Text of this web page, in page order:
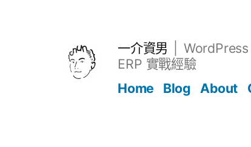
一介資男
ERP 實戰經驗
Home
Blog About